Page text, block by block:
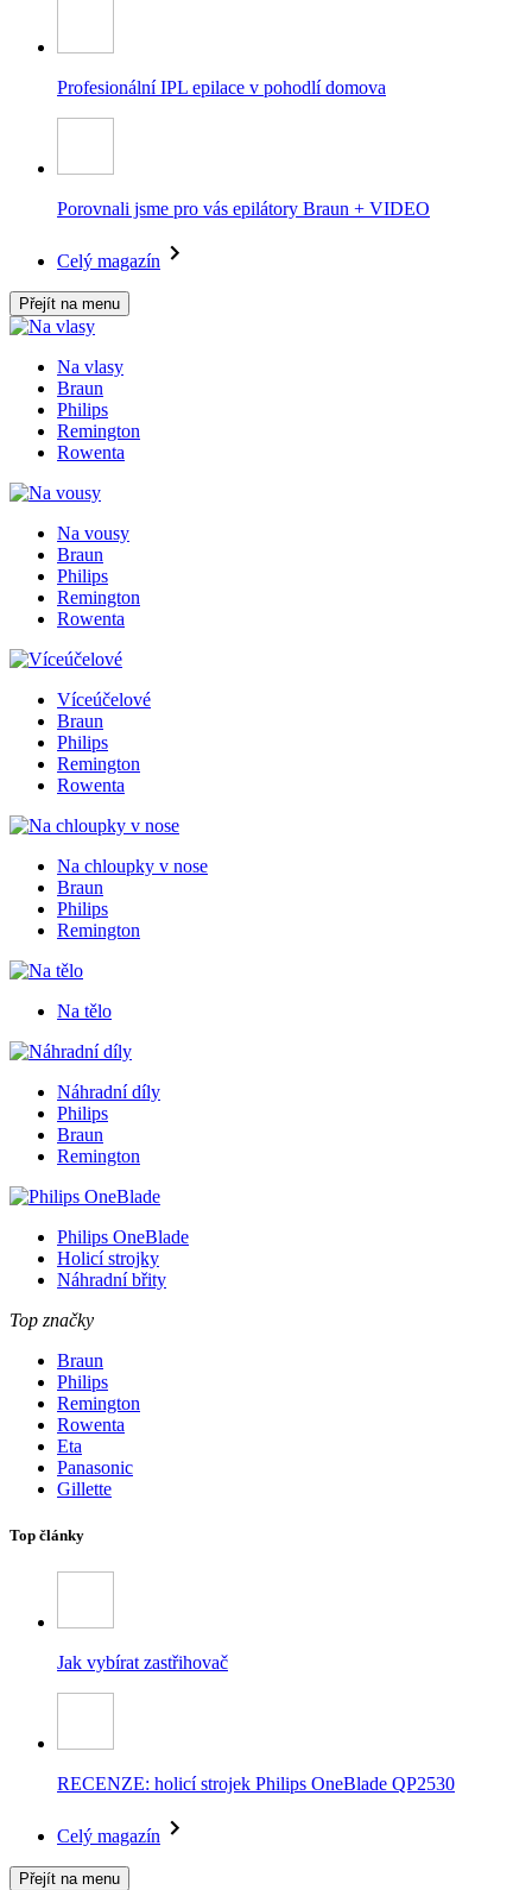
Profesionální IPL epilace v pohodlí domova
Porovnali jsme pro vás epilátory Braun + VIDEO
Celý magazín
Přejít na menu
Na vlasy
Braun
Philips
Remington
Rowenta
Na vousy
Braun
Philips
Remington
Rowenta
Víceúčelové
Braun
Philips
Remington
Rowenta
Na chloupky v nose
Braun
Philips
Remington
Na tělo
Náhradní díly
Philips
Braun
Remington
Philips OneBlade
Holicí strojky
Náhradní břity
Top značky
Braun
Philips
Remington
Rowenta
Eta
Panasonic
Gillette
Top články
Jak vybírat zastřihovač
RECENZE: holicí strojek Philips OneBlade QP2530
Celý magazín
Přejít na menu